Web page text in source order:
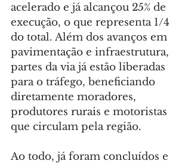
acelerado e já alcançou 25% de
execução, o que representa 1/4
do total. Além dos avanços em
pavimentação e infraestrutura,
partes da via já estão liberadas
para o tráfego, beneficiando
diretamente moradores,
produtores rurais e motoristas
que circulam pela região.
Ao todo, já foram concluídos e